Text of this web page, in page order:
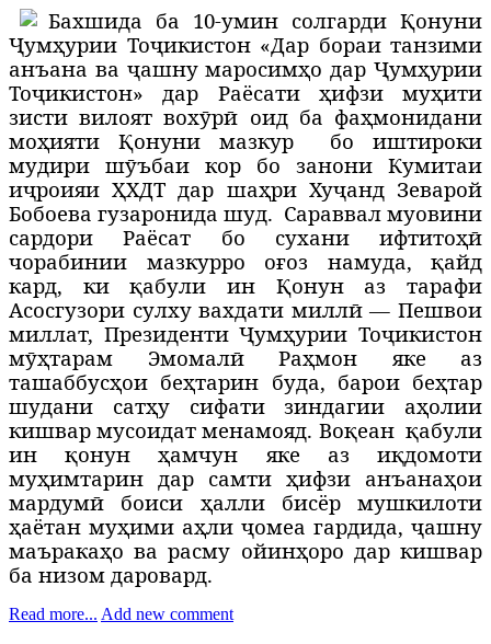
Бахшида ба 10-умин солгарди Қонуни
Ҷумҳурии Тоҷикистон «Дар бораи танзими
анъана ва ҷашну маросимҳо дар Ҷумҳурии
Тоҷикистон» дар Раёсати ҳифзи муҳити
зисти вилоят вохӯрӣ оид ба фаҳмонидани
моҳияти Қонуни мазкур
бо иштироки
мудири шӯъбаи кор бо занони Кумитаи
иҷроияи ҲХДТ дар шаҳри Хуҷанд Зеварой
Бобоева гузаронида шуд. Сараввал муовини
сардори Раёсат бо сухани ифтитоҳӣ
чорабинии мазкурро оғоз намуда, қайд
кард, ки қабули ин Қонун аз тарафи
Асосгузори сулху вахдати миллӣ — Пешвои
миллат, Президенти Ҷумҳурии Тоҷикистон
мӯҳтарам Эмомалӣ Раҳмон яке аз
ташаббусҳои беҳтарин буда, барои беҳтар
шудани сатҳу сифати зиндагии аҳолии
кишвар мусоидат менамояд. Воқеан қабули
ин қонун ҳамчун яке аз иқдомоти
муҳимтарин дар самти ҳифзи анъанаҳои
мардумӣ боиси ҳалли бисёр мушкилоти
ҳаётан муҳими аҳли ҷомеа гардида, ҷашну
маъракаҳо ва расму ойинҳоро дар кишвар
ба низом даровард.
Read more... Add new comment